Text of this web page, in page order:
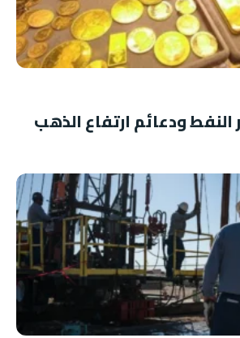
ودعائم ارتفاع الذهب